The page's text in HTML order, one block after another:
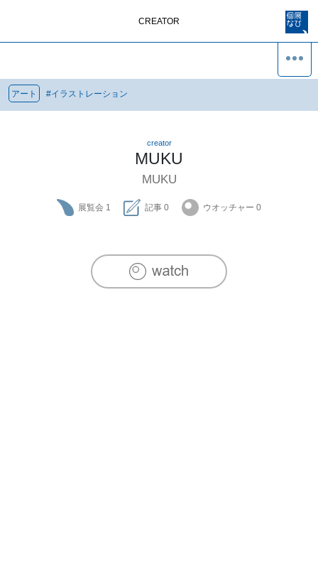
CREATOR
アート #イラストレーション
creator
MUKU
MUKU
展覧会 1 記事 0 ウオッチャー 0